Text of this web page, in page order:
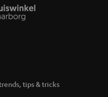
tips & tricks